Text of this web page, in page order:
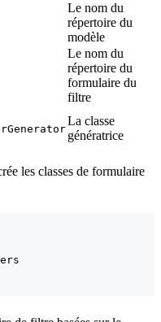
Le nom du
répertoire du
modèle
Le nom du
répertoire du
formulaire du
filtre
La classe
génératrice
les classes de formulaire